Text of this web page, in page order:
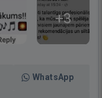
+3
WhatsApp